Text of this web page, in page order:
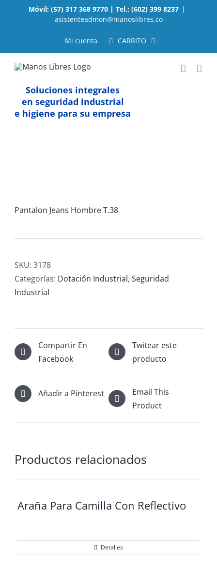
Móvil: (57) 317 368 9770 | Tel.: (602) 399 8237 |
asistenteadmon@manoslibres.co
Mi cuenta CARRITO
Soluciones integrales
en seguridad industrial
e higiene para su empresa
Pantalon Jeans Hombre T.38
SKU: 3178
Categorías: Dotación Industrial, Seguridad
Industrial
Compartir En
Facebook
Twitear este
producto
Añadir a Pinterest
Email This
Product
Productos relacionados
Araña Para Camilla Con Reflectivo
Detalles